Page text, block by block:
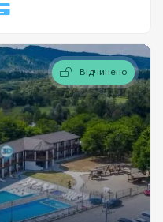
Відчинено